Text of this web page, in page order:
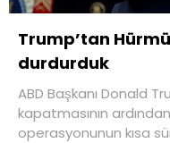
Trump’tan
durdurduk
ABD Başkanı Donald
kapatmasının
operasyonunun kısa